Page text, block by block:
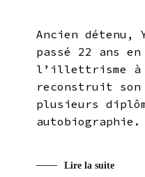
Ancien détenu,
passé 22 ans
l’illettrisme
reconstruit
plusieurs
autobiographie.
Lire la suite